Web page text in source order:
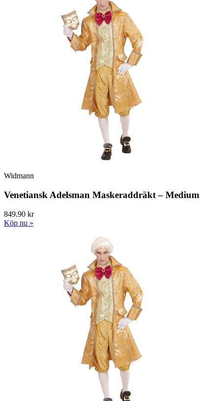
Widmann
Venetiansk Adelsman Maskeraddräkt – Medium
849.90 kr
Köp nu »